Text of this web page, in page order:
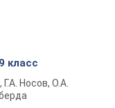
класс
Носов, О.А.